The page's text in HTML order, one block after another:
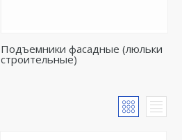
Подъемники фасадные (люльки
строительные)